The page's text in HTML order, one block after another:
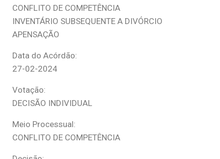
CONFLITO DE COMPETÊNCIA
INVENTÁRIO SUBSEQUENTE A DIVÓRCIO
APENSAÇÃO
Data do Acórdão:
27-02-2024
Votação:
DECISÃO INDIVIDUAL
Meio Processual:
CONFLITO DE COMPETÊNCIA